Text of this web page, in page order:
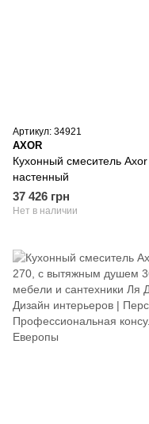
Артикул: 34921
AXOR
Кухонный смеситель
настенный
37 426 грн
Нет в наличии